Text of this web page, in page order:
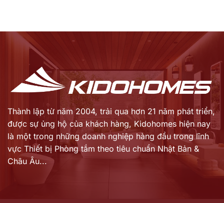
Thành lập từ năm 2004, trải qua hơn 21 năm phát triển,
được sự ủng hộ của khách hàng, Kidohomes hiện nay
là một trong những doanh nghiệp hàng đầu trong lĩnh
vực Thiết bị Phòng tắm theo tiêu chuẩn Nhật Bản &
Châu Âu...